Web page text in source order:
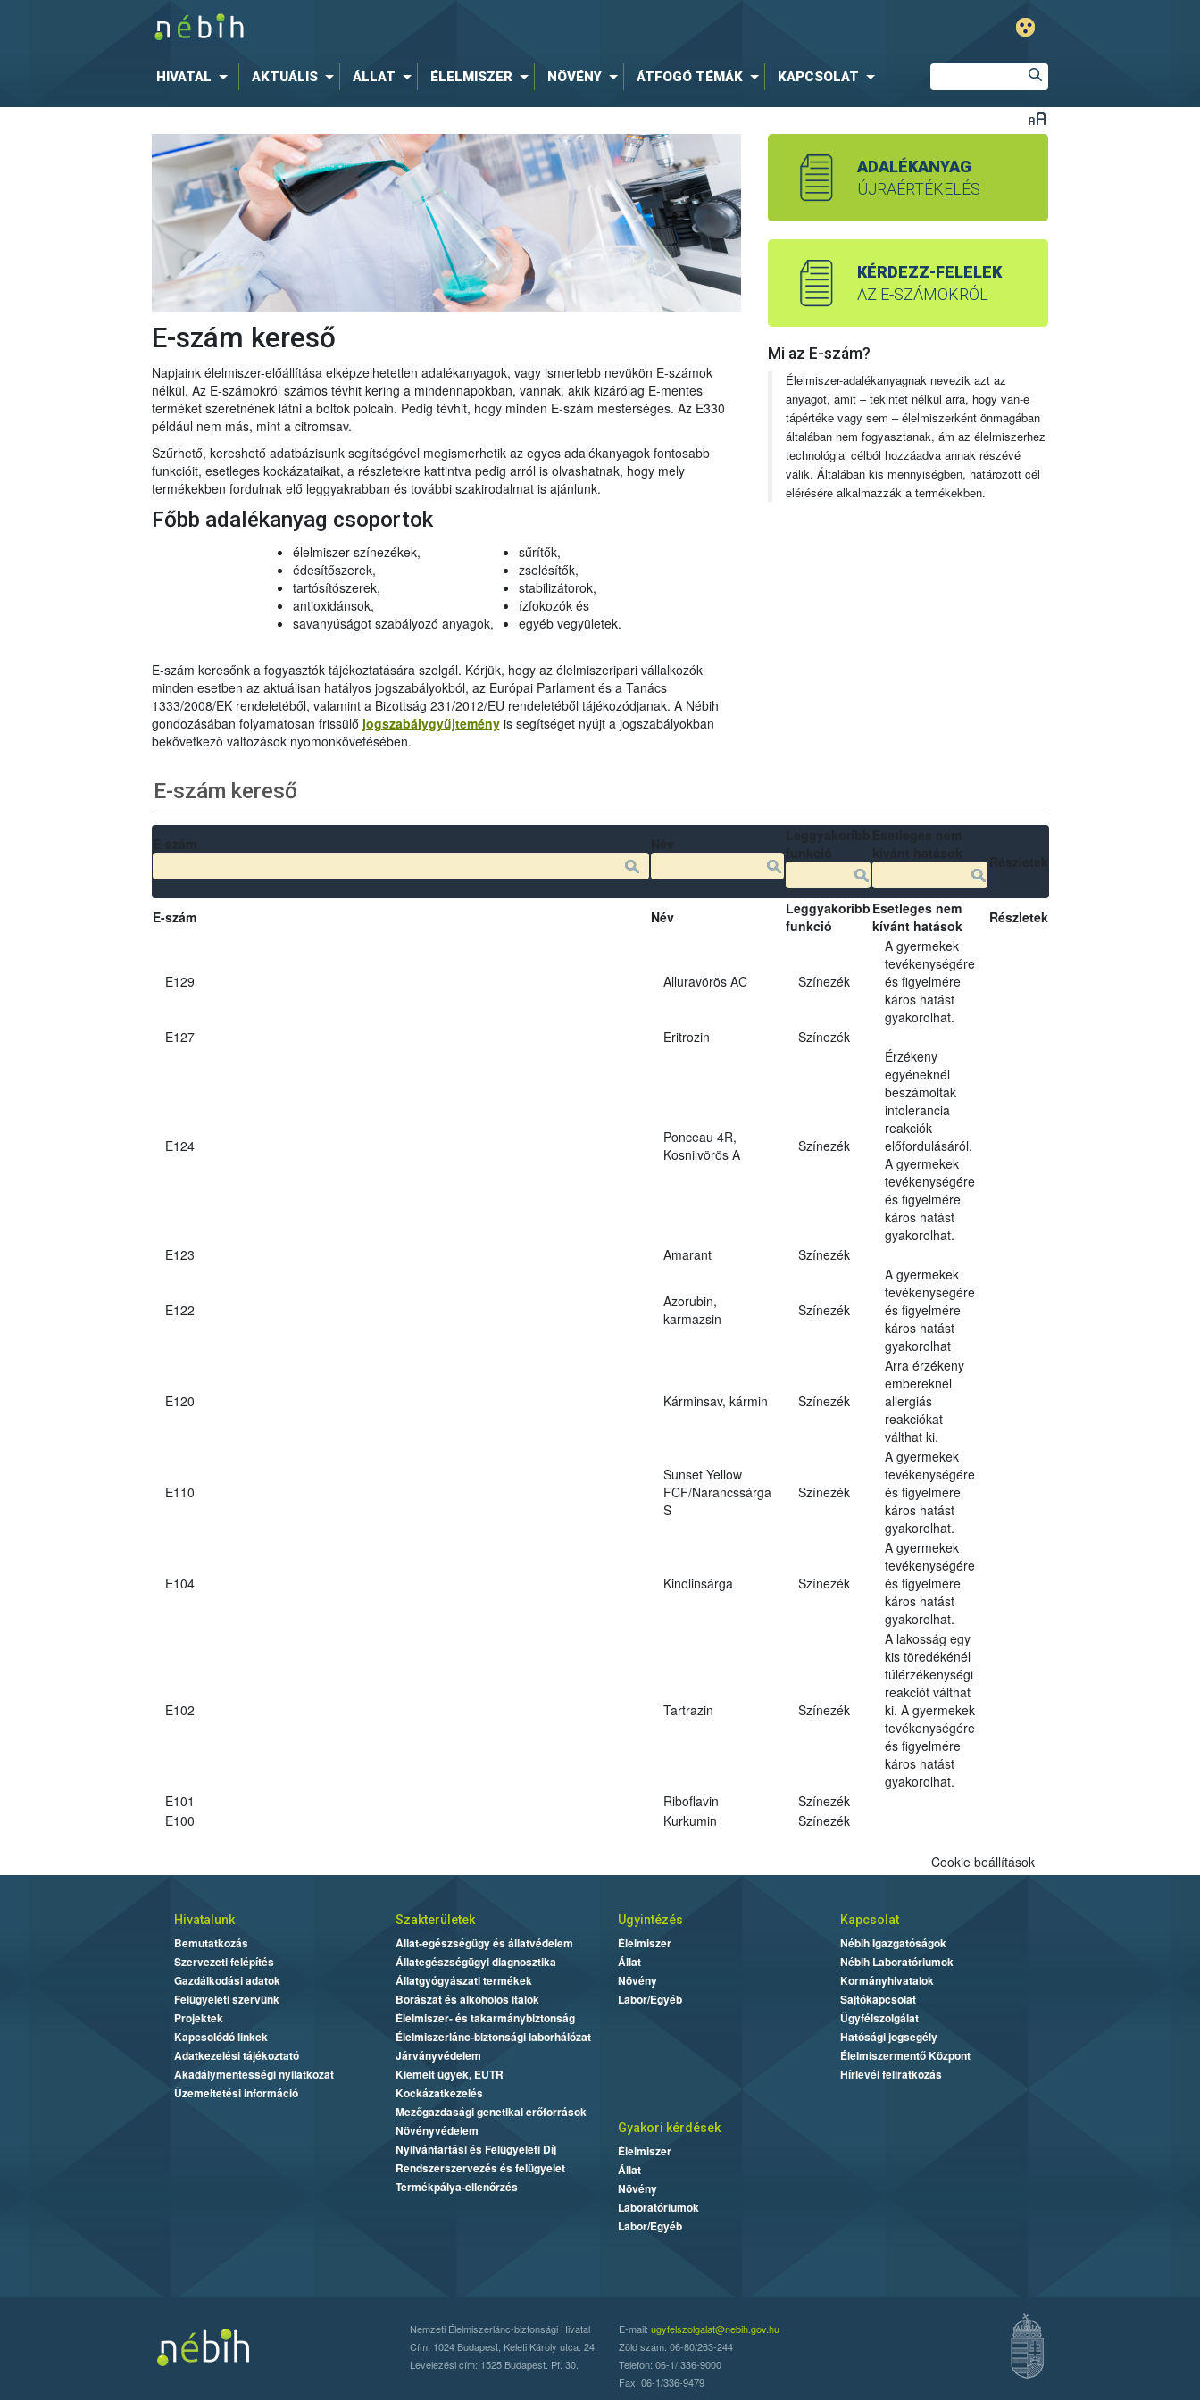
HIVATAL AKTUÁLIS ÁLLAT ÉLELMISZER NÖVÉNY ÁTFOGÓ TÉMÁK KAPCSOLAT
E-szám kereső
Napjaink élelmiszer-előállítása elképzelhetetlen adalékanyagok, vagy ismertebb nevükön E-számok
nélkül. Az E-számokról számos tévhit kering a mindennapokban, vannak, akik kizárólag E-mentes
terméket szeretnének látni a boltok polcain. Pedig tévhit, hogy minden E-szám mesterséges. Az E330
például nem más, mint a citromsav.
Szűrhető, kereshető adatbázisunk segítségével megismerhetik az egyes adalékanyagok fontosabb
funkcióit, esetleges kockázataikat, a részletekre kattintva pedig arról is olvashatnak, hogy mely
termékekben fordulnak elő leggyakrabban és további szakirodalmat is ajánlunk.
Főbb adalékanyag csoportok
élelmiszer-színezékek,
édesítőszerek,
tartósítószerek,
antioxidánsok,
savanyúságot szabályozó anyagok,
sűrítők,
zselésítők,
stabilizátorok,
ízfokozók és
egyéb vegyületek.
E-szám keresőnk a fogyasztók tájékoztatására szolgál. Kérjük, hogy az élelmiszeripari vállalkozók
minden esetben az aktuálisan hatályos jogszabályokból, az Európai Parlament és a Tanács
1333/2008/EK rendeletéből, valamint a Bizottság 231/2012/EU rendeletéből tájékozódjanak. A Nébih
gondozásában folyamatosan frissülő jogszabálygyűjteményis segítséget nyújt a jogszabályokban
bekövetkező változások nyomonkövetésében.
ADALÉKANYAG
ÚJRAÉRTÉKELÉS
KÉRDEZZ-FELELEK
AZ E-SZÁMOKRÓL
Mi az E-szám?
Élelmiszer-adalékanyagnak nevezik azt az
anyagot, amit – tekintet nélkül arra, hogy van-e
tápértéke vagy sem – élelmiszerként önmagában
általában nem fogyasztanak, ám az élelmiszerhez
technológiai célból hozzáadva annak részévé
válik. Általában kis mennyiségben, határozott cél
elérésére alkalmazzák a termékekben.
E-szám kereső
E-szám Név
Leggyakoribb
funkció
Esetleges nem
kívánt hatások
Részletek
E129 Alluravörös AC Színezék
A gyermekek
tevékenységére
és figyelmére
káros hatást
gyakorolhat.
E127
Eritrozin Színezék
E124
Ponceau 4R,
Kosnilvörös A
Színezék
Érzékeny
egyéneknél
beszámoltak
intolerancia
reakciók
előfordulásáról.
A gyermekek
tevékenységére
és figyelmére
káros hatást
gyakorolhat.
E123
Amarant Színezék
E122
Azorubin,
karmazsin
Színezék
A gyermekek
tevékenységére
és figyelmére
káros hatást
gyakorolhat
E120 Kárminsav, kármin Színezék
Arra érzékeny
embereknél
allergiás
reakciókat
válthat ki.
E110
Sunset Yellow
FCF/Narancssárga
S
Színezék
A gyermekek
tevékenységére
és figyelmére
káros hatást
gyakorolhat.
E104 Kinolinsárga Színezék
A gyermekek
tevékenységére
és figyelmére
káros hatást
gyakorolhat.
E102 Tartrazin Színezék
A lakosság egy
kis töredékénél
túlérzékenységi
reakciót válthat
ki. A gyermekek
tevékenységére
és figyelmére
káros hatást
gyakorolhat.
E101
Riboflavin
Színezék
E100
Kurkumin Színezék
Cookie beállítások
Hivatalunk
Bemutatkozás
Szervezeti felépítés
Gazdálkodási adatok
Felügyeleti szervünk
Projektek
Kapcsolódó linkek
Adatkezelési tájékoztató
Akadálymentességi nyilatkozat
Üzemeltetési információ
Szakterületek
Állat-egészségügy és állatvédelem
Állategészségügyi diagnosztika
Állatgyógyászati termékek
Borászat és alkoholos italok
Élelmiszer- és takarmánybiztonság
Élelmiszerlánc-biztonsági laborhálózat
Járványvédelem
Kiemelt ügyek, EUTR
Kockázatkezelés
Mezőgazdasági genetikai erőforrások
Növényvédelem
Nyilvántartási és Felügyeleti Díj
Rendszerszervezés és felügyelet
Termékpálya-ellenőrzés
Ügyintézés
Élelmiszer
Állat
Növény
Labor/Egyéb
Kapcsolat
Nébih Igazgatóságok
Nébih Laboratóriumok
Kormányhivatalok
Sajtókapcsolat
Ügyfélszolgálat
Hatósági jogsegély
Élelmiszermentő Központ
Hírlevél feliratkozás
Gyakori kérdések
Élelmiszer
Állat
Növény
Laboratóriumok
Labor/Egyéb
Nemzeti Élelmiszerlánc-biztonsági Hivatal
Cím: 1024 Budapest, Keleti Károly utca. 24.
Levelezési cím: 1525 Budapest. Pf. 30.
E-mail:ugyfelszolgalat@nebih.gov.hu
Zöld szám: 06-80/263-244
Telefon: 06-1/ 336-9000
Fax: 06-1/336-9479